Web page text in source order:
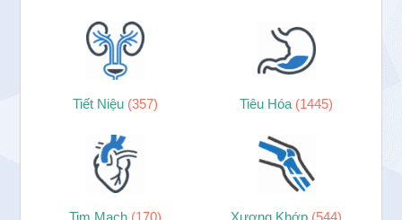
Tiết Niệu (357) Tiêu Hóa (1445)
Tim Mạch (170) Xương Khớp (544)